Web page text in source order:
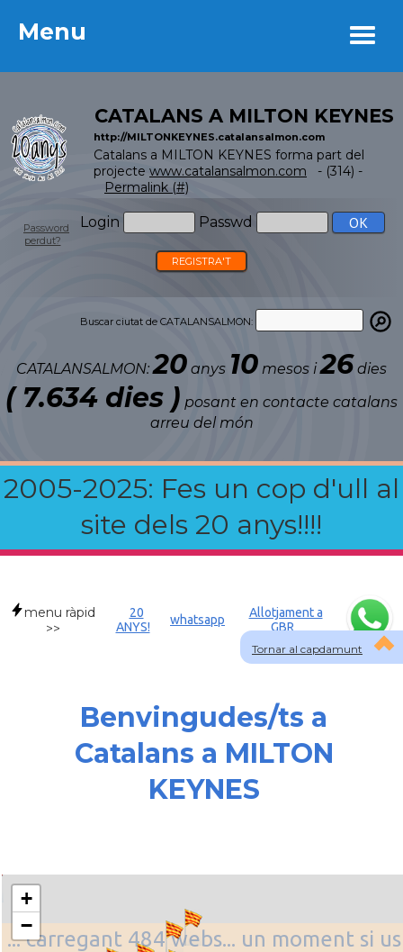
Menu
CATALANS A MILTON KEYNES
http://MILTONKEYNES.catalansalmon.com
Catalans a MILTON KEYNES forma part del
projecte www.catalansalmon.com - (314) -
Permalink (#)
Login Passwd
Password
perdut?
REGISTRA'T
Buscar ciutat de CATALANSALMON:
CATALANSALMON:20 anys 10 mesos i26 dies
( 7.634 dies ) posant en contacte catalans
arreu del món
2005-2025: Fes un cop d'ull al
site dels 20 anys!!!!
Menu
Tornar al capdamunt
menu ràpid
>>
20
ANYS!
whatsapp
Allotjament a
GBR
Benvingudes/ts a
Catalans a MILTON
KEYNES
... carregant 484 webs... un moment si us
+
−